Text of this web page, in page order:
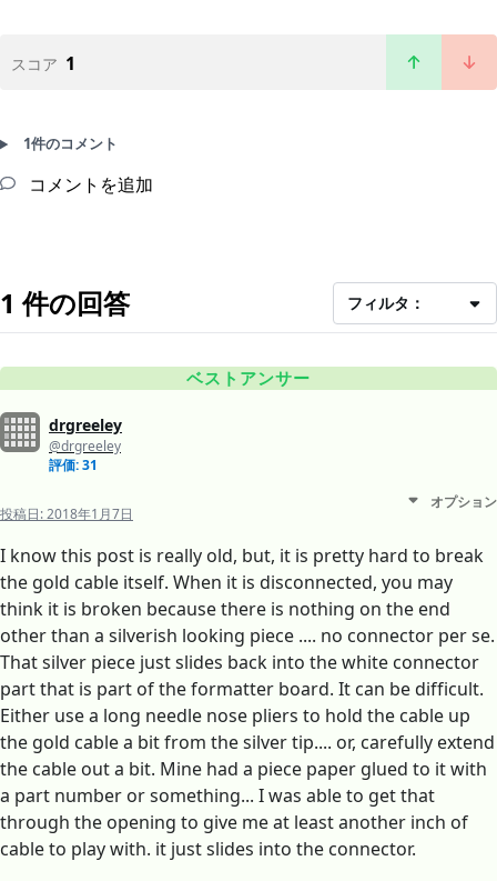
スコア 1
1件のコメント
コメントを追加
1 件の回答 フィルタ：
ベストアンサー
drgreeley
@drgreeley
評価: 31
投稿日:2018年1月7日
オプション
I know this post is really old, but, it is pretty hard to break
the gold cable itself. When it is disconnected, you may
think it is broken because there is nothing on the end
other than a silverish looking piece .... no connector per se.
That silver piece just slides back into the white connector
part that is part of the formatter board. It can be difficult.
Either use a long needle nose pliers to hold the cable up
the gold cable a bit from the silver tip.... or, carefully extend
the cable out a bit. Mine had a piece paper glued to it with
a part number or something... I was able to get that
through the opening to give me at least another inch of
cable to play with. it just slides into the connector.